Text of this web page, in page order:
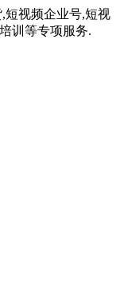
短视频企业号,短视
训等专项服务.